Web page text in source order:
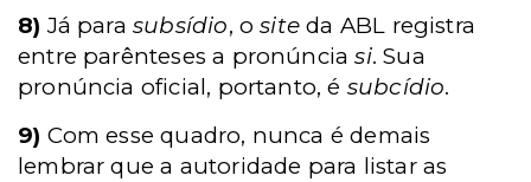
8)Já parasubsídio, ositeda ABL registra
entre parênteses a pronúnciasi. Sua
pronúncia oficial, portanto, é subcídio.
9) Com esse quadro, nunca é demais
lembrar que a autoridade para listar as